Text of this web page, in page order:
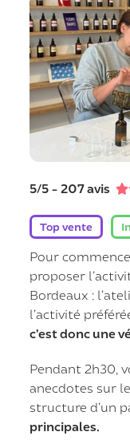
5/5 - 207 avis 
Top vente
Pour
proposer
Bordeaux :
l’activité
c’est donc une
Pendant 2h30,
anecdotes sur
structure d’un
principales.